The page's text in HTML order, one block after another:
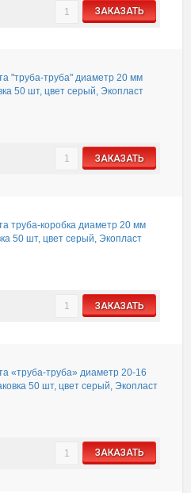
ЗАКАЗАТЬ
"труба-труба" диаметр 20 мм
50 шт, цвет серый, Экопласт
ЗАКАЗАТЬ
труба-коробка диаметр 20 мм
50 шт, цвет серый, Экопласт
ЗАКАЗАТЬ
«труба-труба» диаметр 20-16
50 шт, цвет серый, Экопласт
ЗАКАЗАТЬ